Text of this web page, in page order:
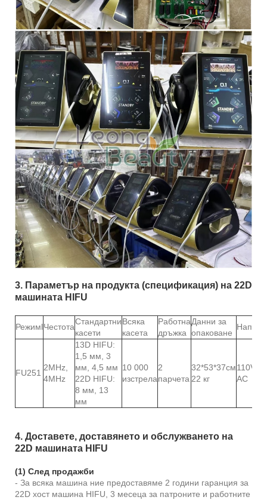
3. Параметър на продукта (спецификация) на 22D
машината HIFU
РежимlЧестота
Стандартни
касети
Всяка
касета
Работна
дръжка
Данни за
опаковане
FU251
2MHz,
4MHz
13D HIFU:
1,5 мм, 3
мм, 4,5 мм
22D HIFU:
8 мм, 13
мм
10 000
изстрела
2
парчета
32*53*37см
22 кг
110V/
AC
4. Доставете, доставянето и обслужването на
22D машината HIFU
(1) След продажби
- За всяка машина ние предоставяме 2 години гаранция за
22D хост машина HIFU, 3 месеца за патроните и работните